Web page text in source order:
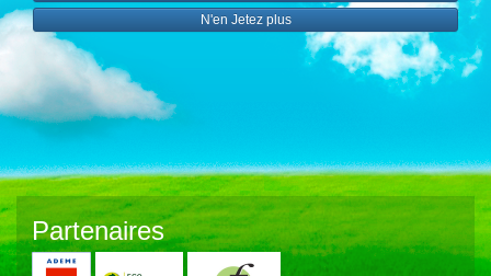
N'en Jetez plus
Partenaires